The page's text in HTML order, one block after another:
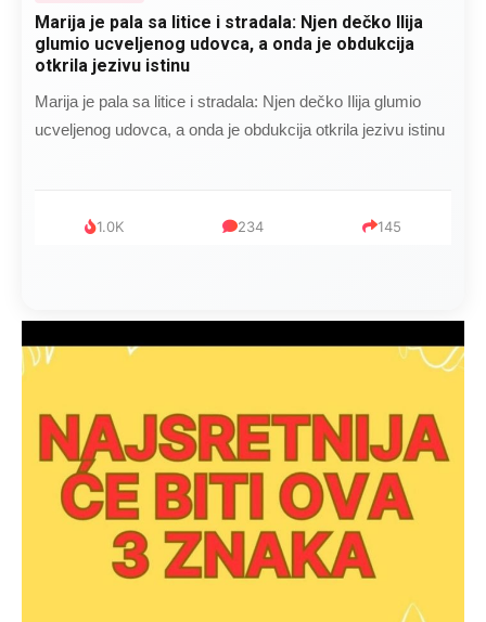
Marija je pala sa litice i stradala: Njen dečko Ilija
glumio ucveljenog udovca, a onda je obdukcija
otkrila jezivu istinu
Marija je pala sa litice i stradala: Njen dečko Ilija glumio
ucveljenog udovca, a onda je obdukcija otkrila jezivu istinu
1.0K 234 145